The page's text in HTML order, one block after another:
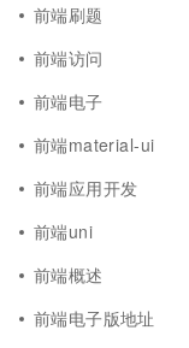
前端刷题
前端访问
前端电子
前端material-ui
前端应用开发
前端uni
前端概述
前端电子版地址